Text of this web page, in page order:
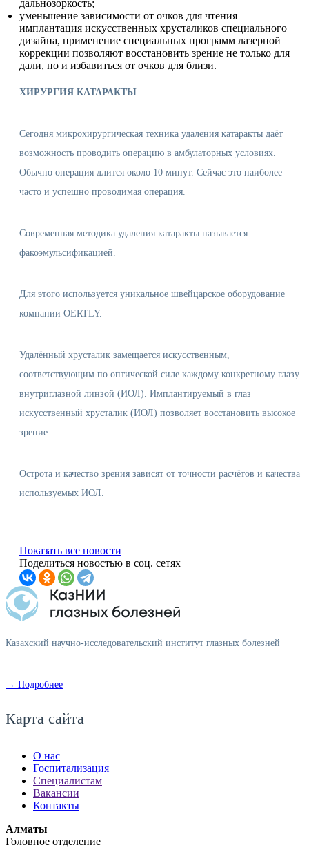
дальнозоркость;
уменьшение зависимости от очков для чтения –
имплантация искусственных хрусталиков специального
дизайна, применение специальных программ лазерной
коррекции позволяют восстановить зрение не только для
дали, но и избавиться от очков для близи.
ХИРУРГИЯ КАТАРАКТЫ
Сегодня микрохирургическая техника удаления катаракты даёт
возможность проводить операцию в амбулаторных условиях.
Обычно операция длится около 10 минут. Сейчас это наиболее
часто и успешно проводимая операция.
Современная методика удаления катаракты называется
факоэмульсификацией.
Для этого используется уникальное швейцарское оборудование
компании OERTLY.
Удалённый хрусталик замещается искусственным,
соответствующим по оптической силе каждому конкретному глазу
внутриглазной линзой (ИОЛ). Имплантируемый в глаз
искусственный хрусталик (ИОЛ) позволяет восстановить высокое
зрение.
Острота и качество зрения зависят от точности расчётов и качества
используемых ИОЛ.
Показать все новости
Поделиться новостью в соц. сетях
Казахский научно-исследовательский институт глазных болезней
→ Подробнее
Карта сайта
О нас
Госпитализация
Специалистам
Вакансии
Контакты
Алматы
Головное отделение